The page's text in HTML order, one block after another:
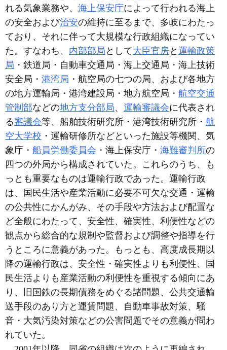
れる気象業務や、 海上保安庁によって行われる海上
の安全および治安の維持に至るまで、多岐にわたっ
ており、それに伴って大規模な行政組織になってい
た。すなわち、 内部部局 として大臣官房と 運輸政策
局 ・鉄道局・自動車交通局・海上交通局・海上技術
安全局・ 港湾局 ・航空局の七つの局、および各地方
の地方運輸局・港湾建設局・地方航空局・ 航空交通
管制部などの地方支分部局、 運輸審議会に代表され
る審議会等、船舶技術研究所・港湾技術研究所・ 航
空大学校 ・運輸研修所などといった施設等機関、気
象庁・ 船員労働委員会 ・海上保安庁・ 海難審判所の
四つの外局から構成されていた。これらのうち、も
っとも重要なものは運輸行政であった。運輸行政
は、国民生活や産業活動に必要不可欠な交通・運輸
の公共性にかんがみ、その手段や方法および配置な
ど全般にわたって、安全性、確実性、利便性などの
観点から総合的な規制や監督および調整や指導を行
うところに意義があった。もっとも、高度成長期以
降の運輸行政は、安全性・確実性よりも利便性、国
民生活よりも産業活動の利便性を重視する傾向にあ
り、旧国鉄の長期債務をめぐる諸問題、公共交通輸
送手段のあり方と運賃問題、自動車事故対策、騒
音・大気汚染対策などの公害問題でその意義が問わ
れていた。